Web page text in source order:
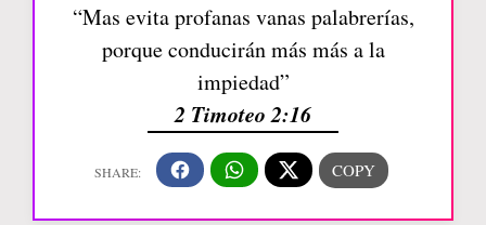
“Mas evita profanas vanas palabrerías,
porque conducirán más más a la
impiedad”
2 Timoteo 2:16